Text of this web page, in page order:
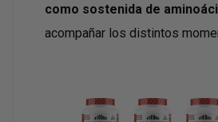
como sostenida de
acompañar los distintos